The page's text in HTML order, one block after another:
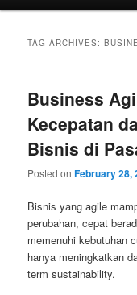
TAG ARCHIVES:
Business
Kecepatan
Bisnis di
Posted onFebruary 28,
Bisnis yang agile
perubahan, cepat
memenuhi kebutuhan
hanya meningkatkan
term sustainability.